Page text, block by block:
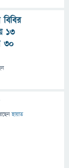
১৩
৩০
হায়াত